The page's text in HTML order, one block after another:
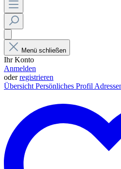
Menü schließen
Ihr Konto
Anmelden
oderregistrieren
Übersicht Persönliches Profil